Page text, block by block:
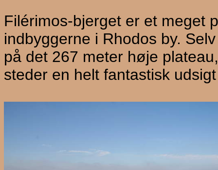
Filérimos-bjerget er et meget
indbyggerne i Rhodos by.
på det 267 meter høje
steder en helt fantastisk